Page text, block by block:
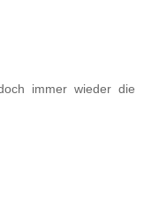
immer wieder die